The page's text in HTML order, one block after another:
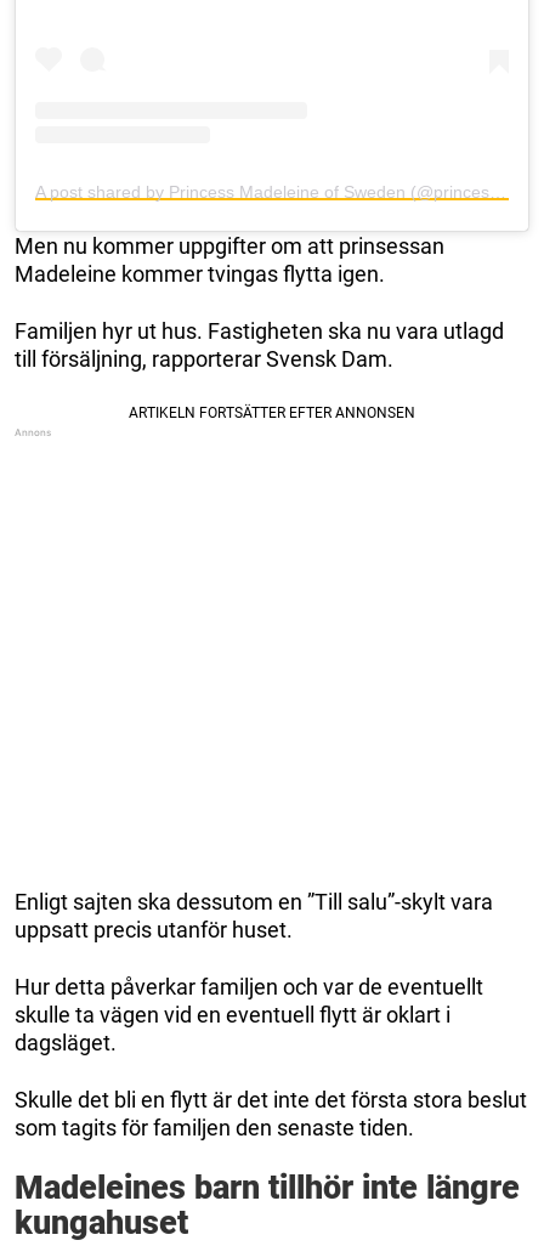
Men nu kommer uppgifter om att prinsessan
Madeleine kommer tvingas flytta igen.
Familjen hyr ut hus. Fastigheten ska nu vara utlagd
till försäljning, rapporterar Svensk Dam.
Enligt sajten ska dessutom en ”Till salu”-skylt vara
uppsatt precis utanför huset.
Hur detta påverkar familjen och var de eventuellt
skulle ta vägen vid en eventuell flytt är oklart i
dagsläget.
Skulle det bli en flytt är det inte det första stora beslut
som tagits för familjen den senaste tiden.
Madeleines barn tillhör inte längre
kungahuset